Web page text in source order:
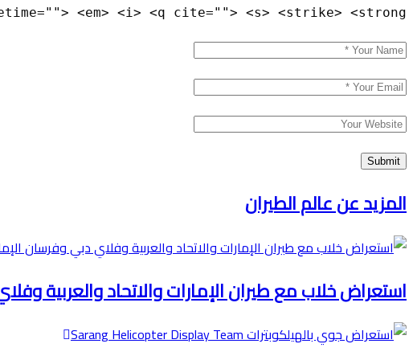
<em> <i> <q cite=""> <s> <strike> <strong>
المزيد عن عالم الطيران
استعراض خلاب مع طيران الإمارات والاتحاد والعربية